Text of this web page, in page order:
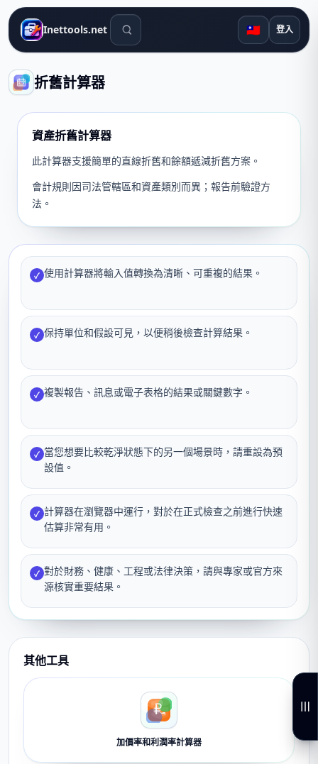
Inettools.net 搜尋工具 🇹🇼 登入
折舊計算器
資產折舊計算器
此計算器支援簡單的直線折舊和餘額遞減折舊方案。
會計規則因司法管轄區和資產類別而異；報告前驗證方
法。
✓ 使用計算器將輸入值轉換為清晰、可重複的結果。
✓ 保持單位和假設可見，以便稍後檢查計算結果。
✓ 複製報告、訊息或電子表格的結果或關鍵數字。
✓ 當您想要比較乾淨狀態下的另一個場景時，請重設為預
設值。
✓ 計算器在瀏覽器中運行，對於在正式檢查之前進行快速
估算非常有用。
✓ 對於財務、健康、工程或法律決策，請與專家或官方來
源核實重要結果。
其他工具
加價率和利潤率計算器